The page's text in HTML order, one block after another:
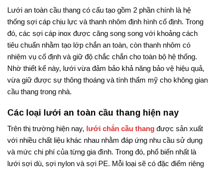
Lưới an toàn cầu thang có cấu tạo gồm 2 phần chính là hệ
thống sợi cáp chịu lực và thanh nhôm định hình cố định. Trong
đó, các sợi cáp inox được căng song song với khoảng cách
tiêu chuẩn nhằm tạo lớp chắn an toàn, còn thanh nhôm có
nhiệm vụ cố định và giữ độ chắc chắn cho toàn bộ hệ thống.
Nhờ thiết kế này, lưới vừa đảm bảo khả năng bảo vệ hiệu quả,
vừa giữ được sự thông thoáng và tính thẩm mỹ cho không gian
cầu thang trong nhà.
Các loại lưới an toàn cầu thang hiện nay
Trên thị trường hiện nay, lưới chắn cầu thang được sản xuất
với nhiều chất liệu khác nhau nhằm đáp ứng nhu cầu sử dụng
và mức chi phí của từng gia đình. Trong đó, phổ biến nhất là
lưới sợi dù, sợi nylon và sợi PE. Mỗi loại sẽ có đặc điểm riêng